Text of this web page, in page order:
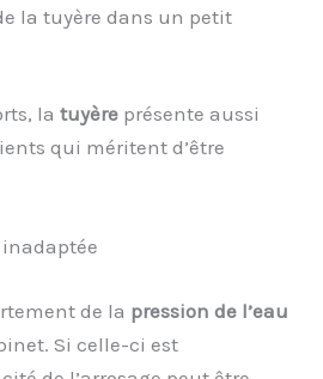
la tuyère dans un petit
latuyère présente aussi
qui méritent d’être
inadaptée
de la pression de l’eau
Si celle-ci est